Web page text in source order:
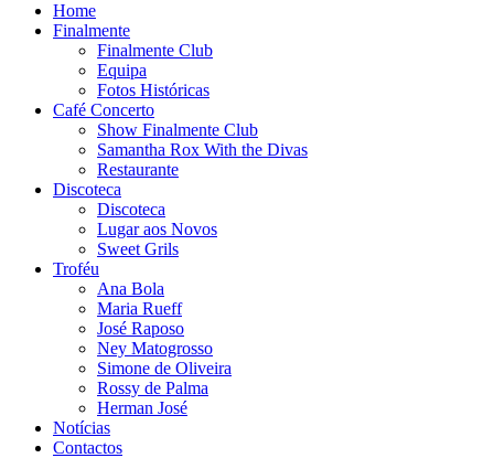
Home
Finalmente
Finalmente Club
Equipa
Fotos Históricas
Café Concerto
Show Finalmente Club
Samantha Rox With the Divas
Restaurante
Discoteca
Discoteca
Lugar aos Novos
Sweet Grils
Troféu
Ana Bola
Maria Rueff
José Raposo
Ney Matogrosso
Simone de Oliveira
Rossy de Palma
Herman José
Notícias
Contactos